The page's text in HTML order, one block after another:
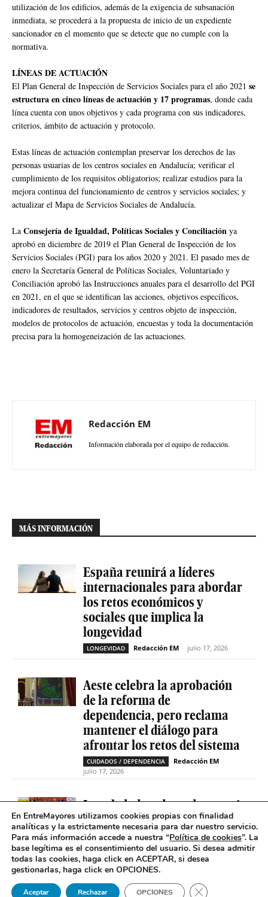
utilización de los edificios, además de la exigencia de subsanación
inmediata, se procederá a la propuesta de inicio de un expediente
sancionador en el momento que se detecte que no cumple con la
normativa.
LÍNEAS DE ACTUACIÓN
El Plan General de Inspección de Servicios Sociales para el año 2021 se
estructura en cinco líneas de actuación y 17 programas, donde cada
línea cuenta con unos objetivos y cada programa con sus indicadores,
criterios, ámbito de actuación y protocolo.
Estas líneas de actuación contemplan preservar los derechos de las
personas usuarias de los centros sociales en Andalucía; verificar el
cumplimiento de los requisitos obligatorios; realizar estudios para la
mejora continua del funcionamiento de centros y servicios sociales; y
actualizar el Mapa de Servicios Sociales de Andalucía.
La Consejería de Igualdad, Políticas Sociales y Conciliación ya
aprobó en diciembre de 2019 el Plan General de Inspección de los
Servicios Sociales (PGI) para los años 2020 y 2021. El pasado mes de
enero la Secretaría General de Políticas Sociales, Voluntariado y
Conciliación aprobó las Instrucciones anuales para el desarrollo del PGI
en 2021, en el que se identifican las acciones, objetivos específicos,
indicadores de resultados, servicios y centros objeto de inspección,
modelos de protocolos de actuación, encuestas y toda la documentación
precisa para la homogeneización de las actuaciones.
Redacción EM
Información elaborada por el equipo de redacción.
MÁS INFORMACIÓN
España reunirá a líderes
internacionales para abordar
los retos económicos y
sociales que implica la
longevidad
LONGEVIDAD Redacción EM - julio 17, 2026
Aeste celebra la aprobación
de la reforma de
dependencia, pero reclama
mantener el diálogo para
afrontar los retos del sistema
CUIDADOS / DEPENDENCIA Redacción EM -
julio 17, 2026
La soledad no deseada es casi
cinco veces superior entre
personas que tienen
problemas de salud mental
SOLEDAD NO DESEADA Redacción EM
julio 16, 2026
En EntreMayores utilizamos cookies propias con finalidad
analíticas y la estrictamente necesaria para dar nuestro servicio.
Para más información accede a nuestra “Política de cookies”. La
base legítima es el consentimiento del usuario. Si desea admitir
todas las cookies, haga click en ACEPTAR, si desea
gestionarlas, haga click en OPCIONES.
Aceptar Rechazar OPCIONES Cerrar el banner